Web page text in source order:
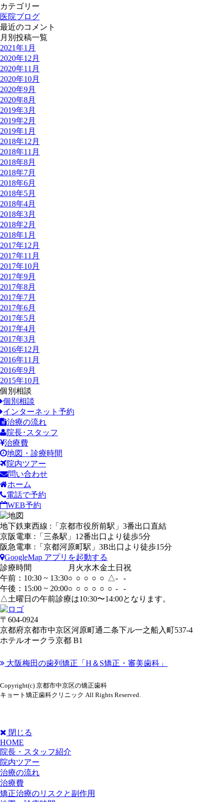
カテゴリー
医院ブログ
最近のコメント
月別投稿一覧
2021年1月
2020年12月
2020年11月
2020年10月
2020年9月
2020年8月
2019年3月
2019年2月
2019年1月
2018年12月
2018年11月
2018年8月
2018年7月
2018年6月
2018年5月
2018年4月
2018年3月
2018年2月
2018年1月
2017年12月
2017年11月
2017年10月
2017年9月
2017年8月
2017年7月
2017年6月
2017年5月
2017年4月
2017年3月
2016年12月
2016年11月
2016年9月
2015年10月
個別相談
個別相談
インターネット予約
治療の流れ
院長･スタッフ
治療費
地図・診療時間
院内ツアー
問い合わせ
ホーム
電話で予約
WEB予約
地下鉄東西線 :「京都市役所前駅」3番出口直結
京阪電車 :「三条駅」12番出口より徒歩5分
阪急電車 :「京都河原町駅」3B出口より徒歩15分
GoogleMap アプリを起動する
診療時間
月 火水木金土 日 祝
午前：10:30 ~ 13:30○ ○ ○ ○ ○ △-
-
午後：15:00 ~ 20:00○ ○ ○ ○ ○ ○ -
-
△土曜日の午前診療は10:30〜14:00となります。
〒604-0924
京都府京都市中京区河原町通二条下ル一之船入町537-4
ホテルオークラ京都 B1
大阪梅田の歯列矯正「H＆S矯正・審美歯科」
Copyright(c) 京都市中京区の矯正歯科
キョート矯正歯科クリニック All Rights Reserved.
閉じる
HOME
院長・スタッフ紹介
院内ツアー
治療の流れ
治療費
矯正治療のリスクと副作用